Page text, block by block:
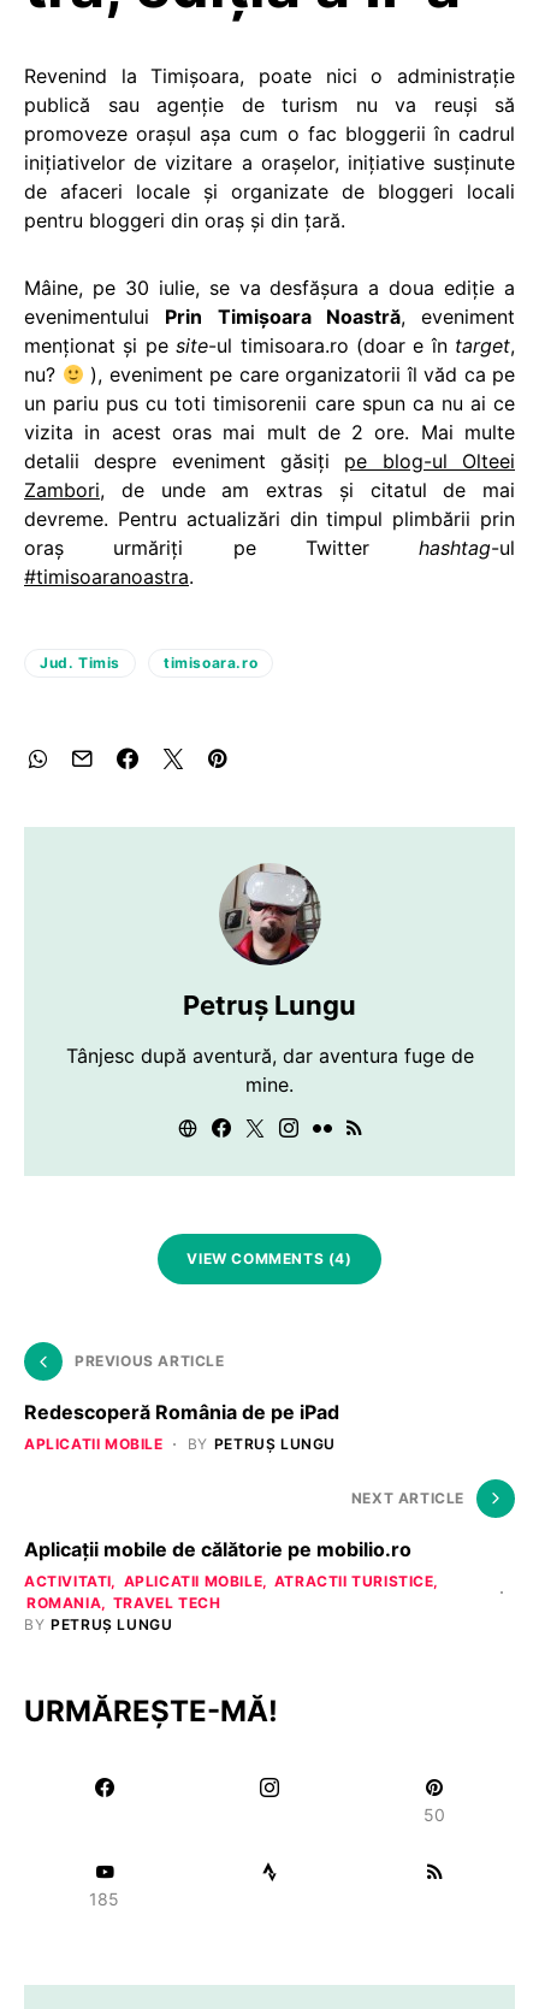
Revenind la Timişoara, poate nici o administraţie
publică sau agenţie de turism nu va reuşi să
promoveze oraşul aşa cum o fac bloggerii în cadrul
iniţiativelor de vizitare a oraşelor, iniţiative susţinute
de afaceri locale şi organizate de bloggeri locali
pentru bloggeri din oraş şi din ţară.
Mâine, pe 30 iulie, se va desfăşura a doua ediţie a
evenimentului Prin Timişoara Noastră, eveniment
menţionat şi pesite-ul timisoara.ro (doar e în target,
nu?
), eveniment pe care organizatorii îl văd ca pe
un pariu pus cu toti timisorenii care spun ca nu ai ce
vizita in acest oras mai mult de 2 ore. Mai multe
detalii despre eveniment găsiţi pe blog-ul Olteei
Zambori, de unde am extras şi citatul de mai
devreme. Pentru actualizări din timpul plimbării prin
oraş urmăriţi pe Twitter hashtag-ul
#timisoaranoastra.
Jud. Timis timisoara.ro
Petruș Lungu
Tânjesc după aventură, dar aventura fuge de
mine.
VIEW COMMENTS (4)
PREVIOUS ARTICLE
Redescoperă România de pe iPad
APLICATII MOBILE BY PETRUȘ LUNGU
NEXT ARTICLE
Aplicaţii mobile de călătorie pe mobilio.ro
ACTIVITATI APLICATII MOBILE
ATRACTII TURISTICE
ROMANIA
TRAVEL TECH
BY PETRUȘ LUNGU
URMĂREȘTE-MĂ!
50
185